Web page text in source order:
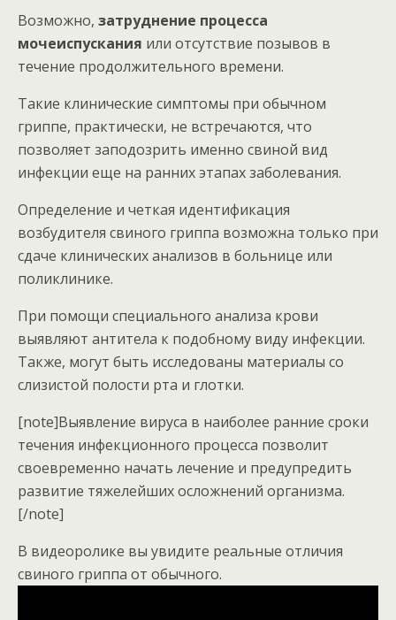
Возможно, затруднение процесса
мочеиспускания или отсутствие позывов в
течение продолжительного времени.
Такие клинические симптомы при обычном
гриппе, практически, не встречаются, что
позволяет заподозрить именно свиной вид
инфекции еще на ранних этапах заболевания.
Определение и четкая идентификация
возбудителя свиного гриппа возможна только при
сдаче клинических анализов в больнице или
поликлинике.
При помощи специального анализа крови
выявляют антитела к подобному виду инфекции.
Также, могут быть исследованы материалы со
слизистой полости рта и глотки.
[note]Выявление вируса в наиболее ранние сроки
течения инфекционного процесса позволит
своевременно начать лечение и предупредить
развитие тяжелейших осложнений организма.
[/note]
В видеоролике вы увидите реальные отличия
свиного гриппа от обычного.